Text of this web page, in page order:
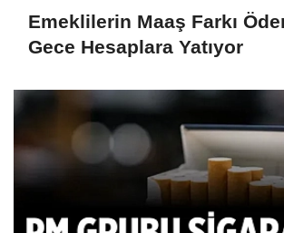
Emeklilerin Maaş Farkı
Gece Hesaplara Yatıyor